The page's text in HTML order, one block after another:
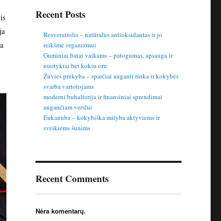
Recent Posts
Resveratrolis – natūralus antioksidantas ir jo
reikšmė organizmui
Guminiai batai vaikams – patogumas, apsauga ir
nuotykiai bet kokiu oru
Žuvies prekyba – sparčiai auganti rinka ir kokybės
svarba vartotojams
moderni buhalterija ir finansiniai sprendimai
augančiam verslui
Eukanuba – kokybiška mityba aktyviems ir
sveikiems šunims
Recent Comments
Nėra komentarų.